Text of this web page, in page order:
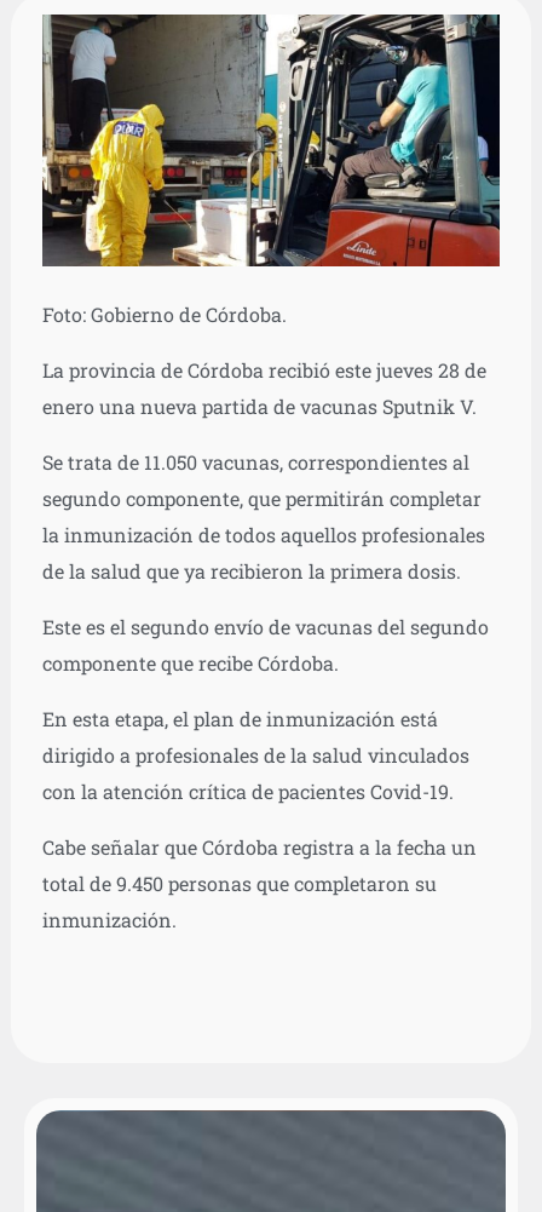
Foto: Gobierno de Córdoba.
La provincia de Córdoba recibió este jueves 28 de
enero una nueva partida de vacunas Sputnik V.
Se trata de 11.050 vacunas, correspondientes al
segundo componente, que permitirán completar
la inmunización de todos aquellos profesionales
de la salud que ya recibieron la primera dosis.
Este es el segundo envío de vacunas del segundo
componente que recibe Córdoba.
En esta etapa, el plan de inmunización está
dirigido a profesionales de la salud vinculados
con la atención crítica de pacientes Covid-19.
Cabe señalar que Córdoba registra a la fecha un
total de 9.450 personas que completaron su
inmunización.